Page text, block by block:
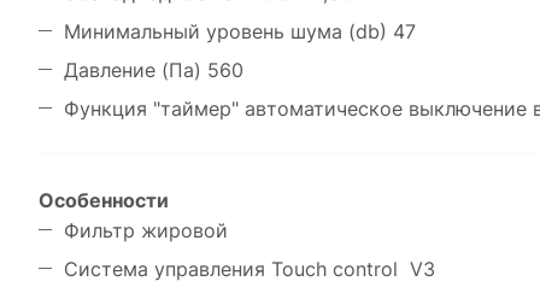
Минимальный уровень шума (db) 47
Давление (Па) 560
Функция "таймер" автоматическое выключение
Особенности
Фильтр жировой
Система управления Touch control V3